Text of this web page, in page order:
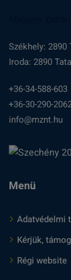
Székhely: 2890
Iroda: 2890
+36-34-588-603
+36-30-290-
info@mznt.hu
Menü
Adatvédelmi
Kérjük,
Régi website